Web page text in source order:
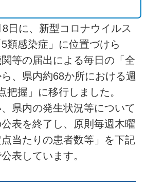
日に、新型コロナウイルス
類感染症」に位置づけら
等の届出による毎日の「全
、県内約68か所における週
把握」に移行しました。
県内の発生状況等について
表を終了し、原則毎週木曜
当たりの患者数等」を下記
表しています。